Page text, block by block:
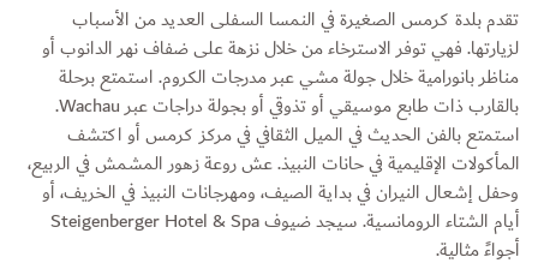
تقدم بلدة كرمس الصغيرة في النمسا السفلى العديد من الأسباب
لزيارتها. فهي توفر الاسترخاء من خلال نزهة على ضفاف نهر الدانوب أو
مناظر بانورامية خلال جولة مشي عبر مدرجات الكروم. استمتع برحلة
بالقارب ذات طابع موسيقي أو تذوقي أو بجولة دراجات عبر Wachau.
استمتع بالفن الحديث في الميل الثقافي في مركز كرمس أو اكتشف
المأكولات الإقليمية في حانات النبيذ. عش روعة زهور المشمش في الربيع،
وحفل إشعال النيران في بداية الصيف، ومهرجانات النبيذ في الخريف، أو
أيام الشتاء الرومانسية. سيجد ضيوف Steigenberger Hotel & Spa
أجواءً مثالية.